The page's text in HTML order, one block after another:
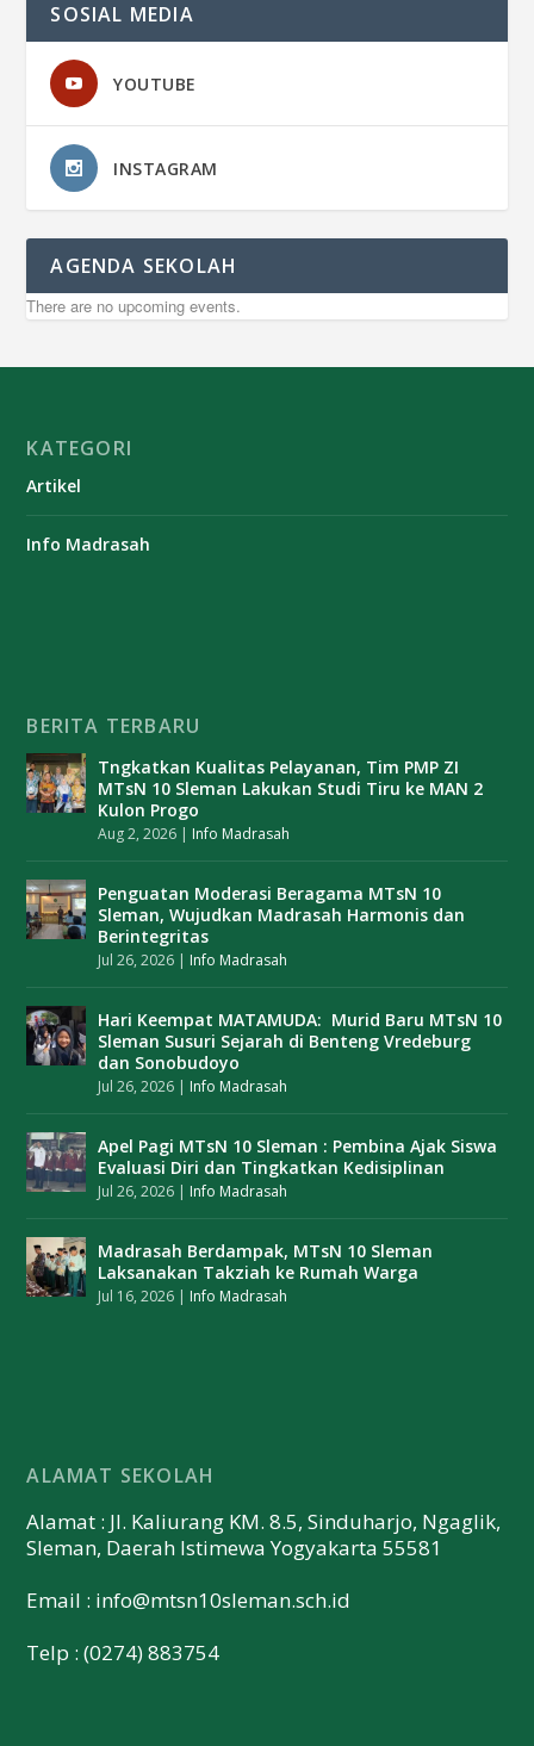
SOSIAL MEDIA
YOUTUBE
INSTAGRAM
AGENDA SEKOLAH
There are no upcoming events.
KATEGORI
Artikel
Info Madrasah
BERITA TERBARU
Tngkatkan Kualitas Pelayanan, Tim PMP ZI
MTsN 10 Sleman Lakukan Studi Tiru ke MAN 2
Kulon Progo
Aug 2, 2026 | Info Madrasah
Penguatan Moderasi Beragama MTsN 10
Sleman, Wujudkan Madrasah Harmonis dan
Berintegritas
Jul 26, 2026 | Info Madrasah
Hari Keempat MATAMUDA: Murid Baru MTsN 10
Sleman Susuri Sejarah di Benteng Vredeburg
dan Sonobudoyo
Jul 26, 2026 | Info Madrasah
Apel Pagi MTsN 10 Sleman : Pembina Ajak Siswa
Evaluasi Diri dan Tingkatkan Kedisiplinan
Jul 26, 2026 | Info Madrasah
Madrasah Berdampak, MTsN 10 Sleman
Laksanakan Takziah ke Rumah Warga
Jul 16, 2026 | Info Madrasah
ALAMAT SEKOLAH
Alamat : Jl. Kaliurang KM. 8.5, Sinduharjo, Ngaglik,
Sleman, Daerah Istimewa Yogyakarta 55581
Email : info@mtsn10sleman.sch.id
Telp : (0274) 883754